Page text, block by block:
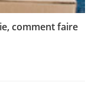
comment faire